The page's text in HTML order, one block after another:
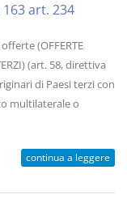
art. 234
(OFFERTE
(art. 58, direttiva
di Paesi terzi con
multilaterale o
continua a leggere